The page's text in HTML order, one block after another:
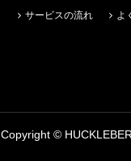
サービスの流れ よ
Copyright ©